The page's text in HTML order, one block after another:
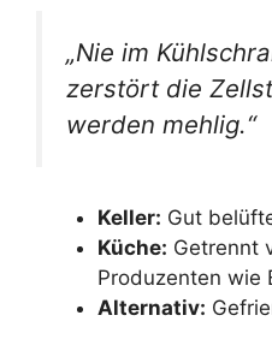
„Nie im
zerstört die
werden mehlig.“
Keller: Gut
Küche: Getrennt
Produzenten wie
Alternativ: